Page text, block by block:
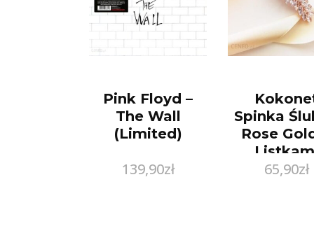
Pink Floyd –
The Wall
(Limited)
139,90zł
Spinka
Rose
Pięknie
65,90zł